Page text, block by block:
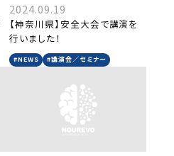
2024.09.19
【神奈川県】安全大会で講演を
行いました！
#NEWS #講演会／セミナー